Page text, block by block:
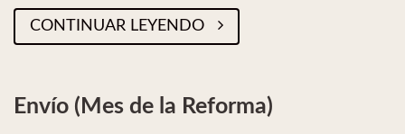
CONTINUAR LEYENDO
Envío (Mes de la Reforma)